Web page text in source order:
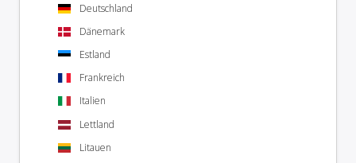
Deutschland
Dänemark
Estland
Frankreich
Italien
Lettland
Litauen